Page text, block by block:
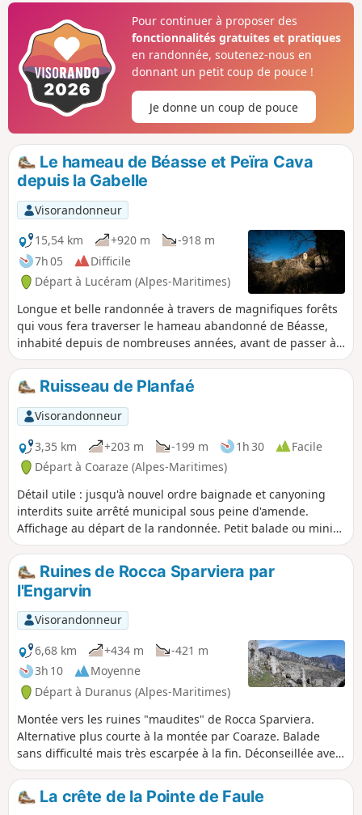
exceptionnel à 360°. Le spectacle en
vaut la peine.
Pour continuer à proposer des
fonctionnalités gratuites et pratiques
en randonnée, soutenez-nous en
donnant un petit coup de pouce !
Je donne un coup de pouce
Le hameau de Béasse et Peïra Cava
depuis la Gabelle
Visorandonneur
15,54 km
+920 m
-918 m
7h 05
Difficile
Départ à Lucéram (Alpes-Maritimes)
Longue et belle randonnée à travers de magnifiques forêts
qui vous fera traverser le hameau abandonné de Béasse,
inhabité depuis de nombreuses années, avant de passer à
Peira Cava pour une nouvelle descente au milieux des
bouleaux et des résineux.
Ruisseau de Planfaé
Visorandonneur
3,35 km
+203 m -199 m 1h 30
Facile
Départ à Coaraze (Alpes-Maritimes)
Détail utile : jusqu'à nouvel ordre baignade et canyoning
interdits suite arrêté municipal sous peine d'amende.
Affichage au départ de la randonnée. Petit balade ou mini
randonnée, en grande partie en sous-bois, qui vous
amènera au départ du canyoning du Planfaé, sans difficulté
même si le départ est rude et plein soleil.
Ruines de Rocca Sparviera par
l'Engarvin
Visorandonneur
6,68 km
+434 m
-421 m
3h 10
Moyenne
Départ à Duranus (Alpes-Maritimes)
Montée vers les ruines "maudites" de Rocca Sparviera.
Alternative plus courte à la montée par Coaraze. Balade
sans difficulté mais très escarpée à la fin. Déconseillée avec
de trop jeunes enfants.
La crête de la Pointe de Faule